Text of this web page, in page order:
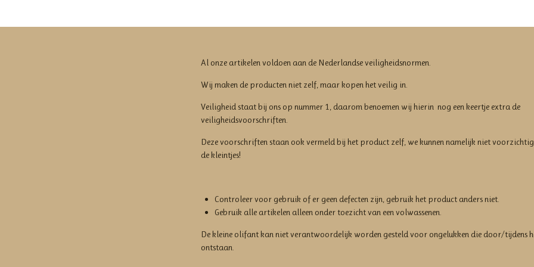
Al onze artikelen voldoen aan de Nederlandse veiligheidsnormen.
Wij maken de producten niet zelf, maar kopen het veilig in.
Veiligheid staat bij ons op nummer 1, daarom benoemen wij hierin nog een keertje extra de
veiligheidsvoorschriften.
Deze voorschriften staan ook vermeld bij het product zelf, we kunnen namelijk niet
de kleintjes!
Controleer voor gebruik of er geen defecten zijn, gebruik het product anders niet.
Gebruik alle artikelen alleen onder toezicht van een volwassenen.
De kleine olifant kan niet verantwoordelijk worden gesteld voor ongelukken die door/tijdens
ontstaan.